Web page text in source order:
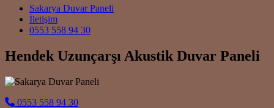
Main Navigation
Sakarya Duvar Paneli
İletişim
0553 558 94 30
Hendek Uzunçarşı Akustik Duvar Paneli
0553 558 94 30